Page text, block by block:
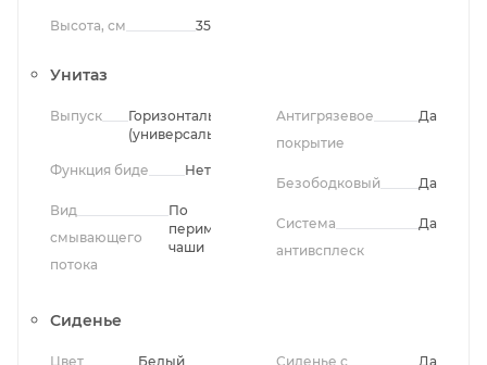
Высота, см 35
Унитаз
Выпуск
Горизонтальный
(универсальный)
Функция биде Нет
Вид
смывающего
потока
По
периметру
чаши
Антигрязевое
покрытие
Да
Безободковый Да
Система
антивсплеск
Да
Сиденье
Цвет
Белый
Сиденье с
Да